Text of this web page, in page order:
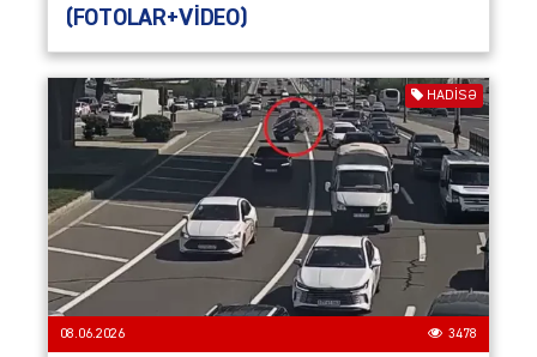
(FOTOLAR+VİDEO)
HADISƏ
08.06.2026 3478